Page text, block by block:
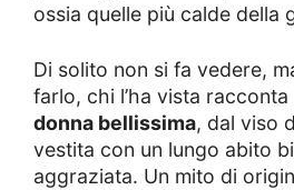
ossia quelle più calde della
Di solito non si fa vedere,
farlo, chi l’ha vista racconta
donna bellissima, dal viso
vestita con un lungo abito
aggraziata. Un mito di